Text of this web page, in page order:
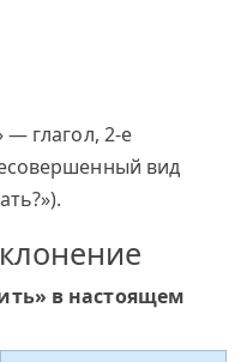
— глагол, 2-е
вид
в настоящем